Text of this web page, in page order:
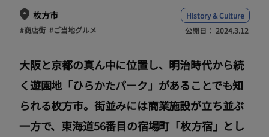
枚方市
History & Culture
#商店街 #ご当地グルメ 公開日： 2024.3.12
大阪と京都の真ん中に位置し、明治時代から続
く遊園地「ひらかたパーク」があることでも知
られる枚方市。街並みには商業施設が立ち並ぶ
一方で、東海道56番目の宿場町「枚方宿」とし